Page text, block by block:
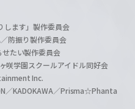
します」製作委員会
防振り製作委員会
たい製作委員会
咲学園スクールアイドル同好会
Inc.
／KADOKAWA／Prisma☆Phanta